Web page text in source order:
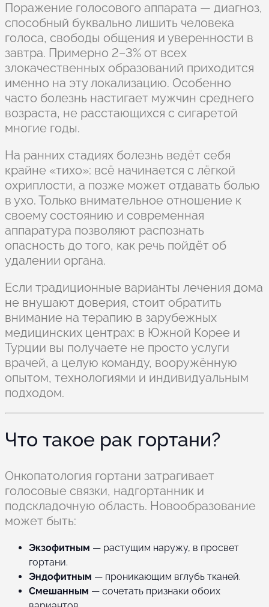
Поражение голосового аппарата — диагноз,
способный буквально лишить человека
голоса, свободы общения и уверенности в
завтра. Примерно 2–3% от всех
злокачественных образований приходится
именно на эту локализацию. Особенно
часто болезнь настигает мужчин среднего
возраста, не расстающихся с сигаретой
многие годы.
На ранних стадиях болезнь ведёт себя
крайне «тихо»: всё начинается с лёгкой
охриплости, а позже может отдавать болью
в ухо. Только внимательное отношение к
своему состоянию и современная
аппаратура позволяют распознать
опасность до того, как речь пойдёт об
удалении органа.
Если традиционные варианты лечения дома
не внушают доверия, стоит обратить
внимание на терапию в зарубежных
медицинских центрах: в Южной Корее и
Турции вы получаете не просто услуги
врачей, а целую команду, вооружённую
опытом, технологиями и индивидуальным
подходом.
Что такое рак гортани?
Онкопатология гортани затрагивает
голосовые связки, надгортанник и
подскладочную область. Новообразование
может быть:
Экзофитным — растущим наружу, в просвет
гортани.
Эндофитным — проникающим вглубь тканей.
Смешанным — сочетать признаки обоих